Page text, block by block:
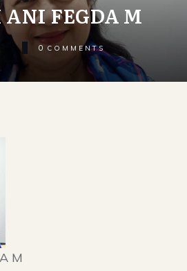
FEGDA M
0 COMMENTS
M